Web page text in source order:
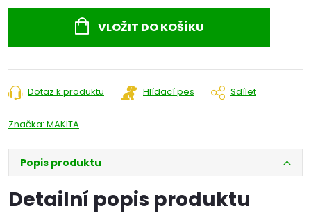
VLOŽIT DO KOŠÍKU
Dotaz k produktu Hlídací pes Sdílet
Značka: MAKITA
Popis produktu
Detailní popis produktu